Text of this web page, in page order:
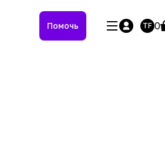
Помочь TF 0